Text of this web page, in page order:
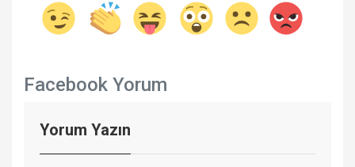
Facebook Yorum
Yorum Yazın